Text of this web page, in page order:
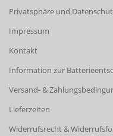
Privatsphäre und
Impressum
Kontakt
Information zur
Versand- &
Lieferzeiten
Widerrufsrecht &